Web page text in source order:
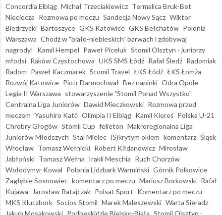
Concordia Elbląg Michał Trzeciakiewicz Termalica Bruk-Bet
Nieciecza Rozmowa po meczu Sandecja Nowy Sącz Wiktor
Biedrzycki Bartoszyce GKS Katowice GKS Bełchatów Polonia
Warszawa Chodź w "biało-niebieskich" barwach i zdobywaj
nagrody!
Kamil Hempel Paweł Piceluk Stomil Olsztyn - juniorzy
młodsi Raków Częstochowa UKS SMS Łódź Rafał Śledź Radomiak
Radom Paweł Kaczmarek Stomil Travel ŁKS Łódź ŁKS Łomża
Rozwój Katowice Piotr Darmochwał Bez napinki Odra Opole
Legia II Warszawa stowarzyszenie "Stomil Ponad Wszystko"
Centralna Liga Juniorów Dawid Mieczkowski Rozmowa przed
meczem Yasuhiro Katō Olimpia II Elbląg Kamil Kiereś Polska U-21
Chrobry Głogów Stomil Cup felieton Makroregionalna Liga
Juniorów Młodszych Stal Mielec (S)krytym okiem komentarz Śląsk
Wrocław Tomasz Wełnicki Robert Kiłdanowicz Mirosław
Jabłoński Tomasz Wełna Irakli Meschia Ruch Chorzów
Wołodymyr Kowal Polonia Lidzbark Warmiński Górnik Polkowice
Zagłębie Sosnowiec komentarz po meczu Mariusz Borkowski Rafał
Kujawa
Jarosław Ratajczak Polsat Sport Komentarz po meczu
MKS Kluczbork Socios Stomil Marek Maleszewski Warta Sieradz
Jakub Mosakowski Podbeskidzie Bielsko-Biała Stomil Olsztyn -